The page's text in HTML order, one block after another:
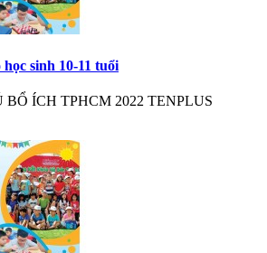
sinh 10-11 tuổi
ÍCH TPHCM 2022 TENPLUS